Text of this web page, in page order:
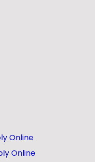
Online
Online